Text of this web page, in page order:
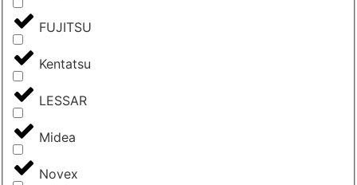
FUJITSU
Kentatsu
LESSAR
Midea
Novex